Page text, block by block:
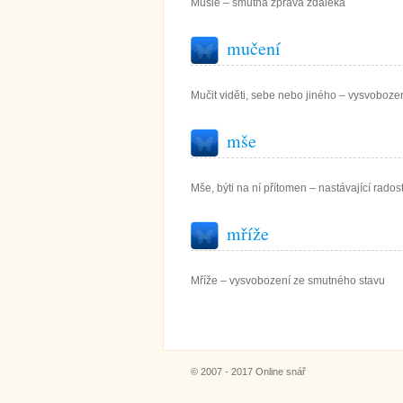
Mušle – smutná zpráva zdaleka
mučení
Mučit viděti, sebe nebo jiného –
mše
Mše, býti na ní přítomen – nastávající radost
mříže
Mříže – vysvobození ze smutného stavu
© 2007 - 2017 Online snář